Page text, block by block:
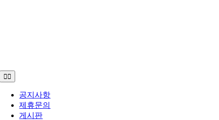
Toggle
Navigation
공지사항
제휴문의
게시판